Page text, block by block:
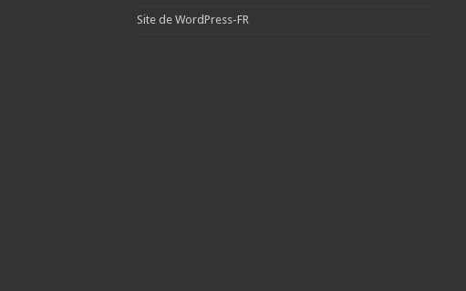
Site de WordPress-FR